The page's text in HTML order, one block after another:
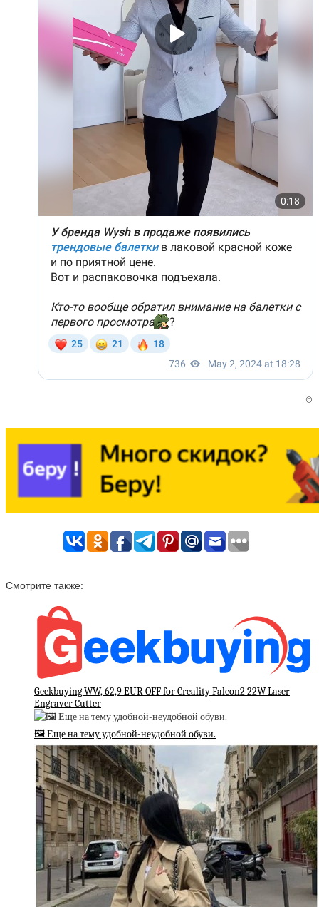
©
Смотрите также:
Geekbuying WW, 62,9 EUR OFF for Creality Falcon2 22W Laser
Engraver Cutter
🖼 Еще на тему удобной-неудобной обуви.